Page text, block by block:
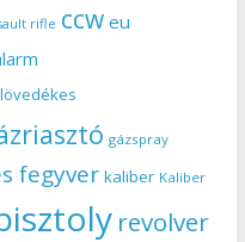
rifle ccw eu
gázspray
fegyver kaliber Kaliber
revolver